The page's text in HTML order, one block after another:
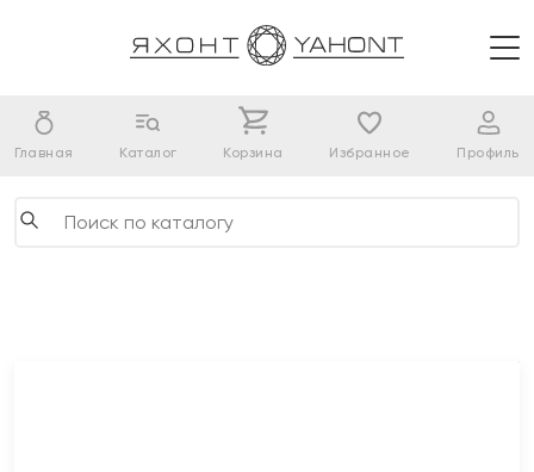
Главная Каталог Корзина Избранное Профиль